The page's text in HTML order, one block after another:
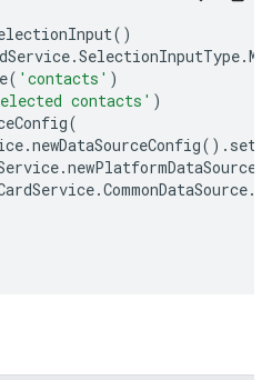
()
.SelectionInputType.
( 'contacts' )
contacts' )
(
.newDataSourceConfig().
.newPlatformDataSource
.CommonDataSource.